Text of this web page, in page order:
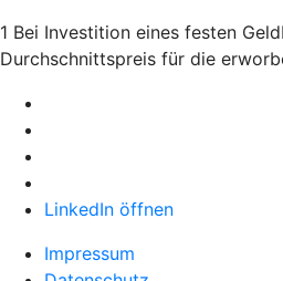
1 Bei Investition eines festen
Durchschnittspreis für die
LinkedIn öffnen
Impressum